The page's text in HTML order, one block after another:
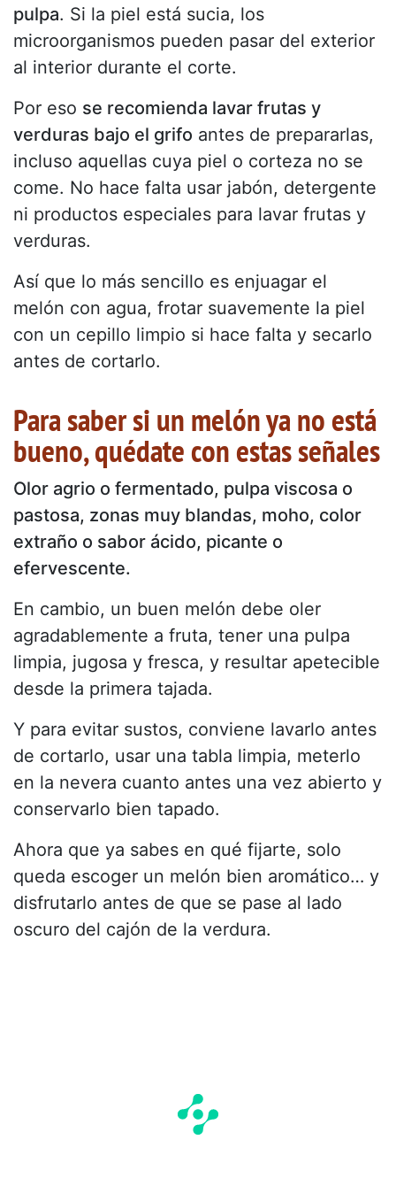
pulpa. Si la piel está sucia, los
microorganismos pueden pasar del exterior
al interior durante el corte.
Por eso se recomienda lavar frutas y
verduras bajo el grifo antes de prepararlas,
incluso aquellas cuya piel o corteza no se
come. No hace falta usar jabón, detergente
ni productos especiales para lavar frutas y
verduras.
Así que lo más sencillo es enjuagar el
melón con agua, frotar suavemente la piel
con un cepillo limpio si hace falta y secarlo
antes de cortarlo.
Para saber si un melón ya no está
bueno, quédate con estas señales
Olor agrio o fermentado, pulpa viscosa o
pastosa, zonas muy blandas, moho, color
extraño o sabor ácido, picante o
efervescente.
En cambio, un buen melón debe oler
agradablemente a fruta, tener una pulpa
limpia, jugosa y fresca, y resultar apetecible
desde la primera tajada.
Y para evitar sustos, conviene lavarlo antes
de cortarlo, usar una tabla limpia, meterlo
en la nevera cuanto antes una vez abierto y
conservarlo bien tapado.
Ahora que ya sabes en qué fijarte, solo
queda escoger un melón bien aromático… y
disfrutarlo antes de que se pase al lado
oscuro del cajón de la verdura.